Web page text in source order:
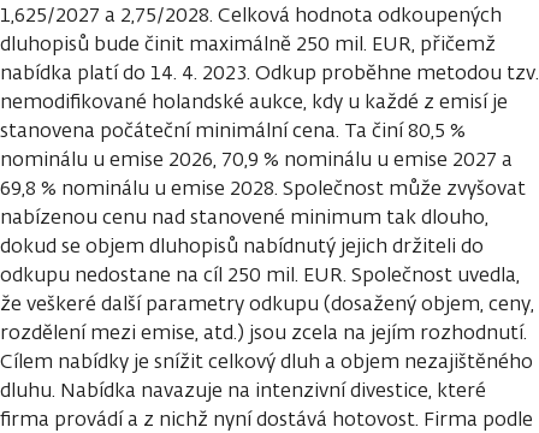
1,625/2027 a 2,75/2028. Celková hodnota odkoupených
dluhopisů bude činit maximálně 250 mil. EUR, přičemž
nabídka platí do 14. 4. 2023. Odkup proběhne metodou tzv.
nemodifikované holandské aukce, kdy u každé z emisí je
stanovena počáteční minimální cena. Ta činí 80,5 %
nominálu u emise 2026, 70,9 % nominálu u emise 2027 a
69,8 % nominálu u emise 2028. Společnost může zvyšovat
nabízenou cenu nad stanovené minimum tak dlouho,
dokud se objem dluhopisů nabídnutý jejich držiteli do
odkupu nedostane na cíl 250 mil. EUR. Společnost uvedla,
že veškeré další parametry odkupu (dosažený objem, ceny,
rozdělení mezi emise, atd.) jsou zcela na jejím rozhodnutí.
Cílem nabídky je snížit celkový dluh a objem nezajištěného
dluhu. Nabídka navazuje na intenzivní divestice, které
firma provádí a z nichž nyní dostává hotovost. Firma podle